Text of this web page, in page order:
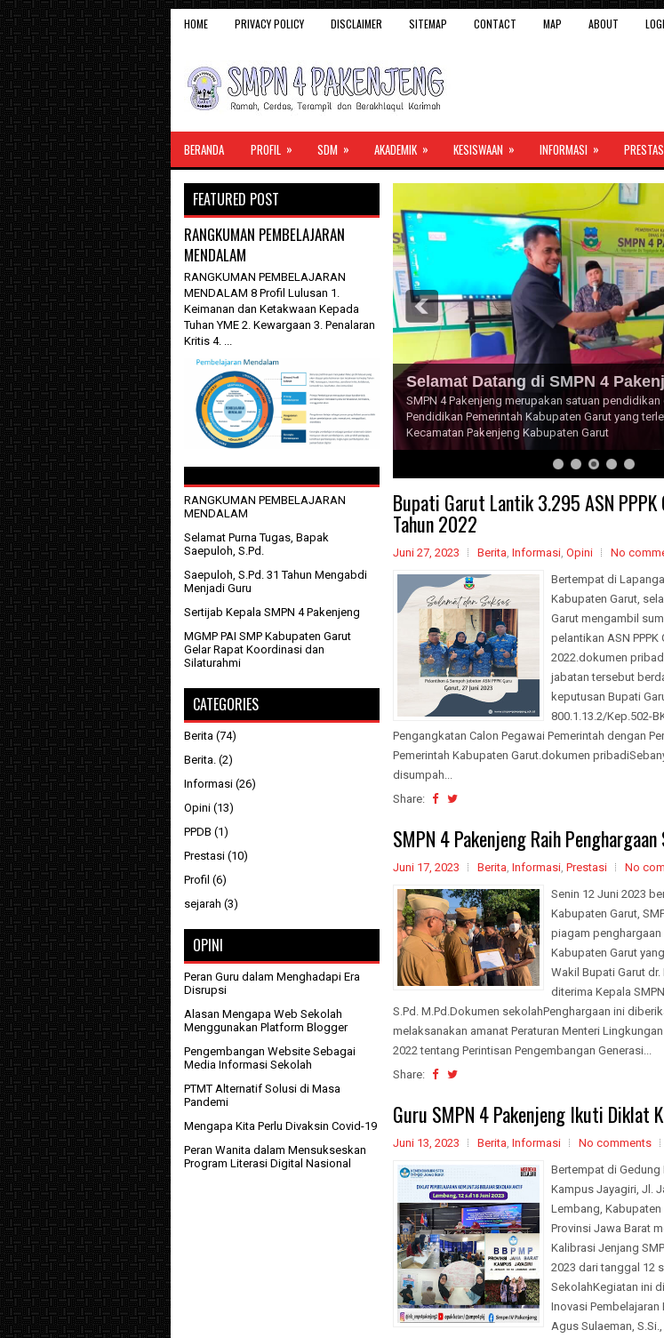
HOME PRIVACY POLICY DISCLAIMER SITEMAP CONTACT MAP ABOUT
BERANDA PROFIL » SDM » AKADEMIK » KESISWAAN » INFORMASI »
Selamat Datang di SMPN 4
SMPN 4 Pakenjeng merupakan satuan
Pendidikan Pemerintah Kabupaten Garut yang
Kecamatan Pakenjeng Kabupaten Garut
1 2 3 4 5
Bupati Garut Lantik 3.295 ASN PPPK
Tahun 2022
Juni 27, 2023 Berita, Informasi, Opini
No
Bertempat di
Kabupaten Garut,
Garut mengambil
pelantikan ASN PPPK
2022.dokumen
jabatan tersebut
keputusan Bupati
800.1.13.2/Kep.502-
Pengangkatan Calon Pegawai Pemerintah dengan
Pemerintah Kabupaten Garut.dokumen
disumpah...
Share:
SMPN 4 Pakenjeng Raih
Juni 17, 2023 Berita, Informasi, Prestasi
No
Senin 12 Juni 2023
Kabupaten Garut,
piagam
Kabupaten Garut
Wakil Bupati Garut
diterima Kepala
S.Pd. M.Pd.Dokumen sekolahPenghargaan ini
melaksanakan amanat Peraturan Menteri
2022 tentang Perintisan Pengembangan Generasi...
Share:
Guru SMPN 4 Pakenjeng Ikuti Diklat
Juni 13, 2023 Berita, Informasi
No comments
Bertempat di Gedung
Kampus Jayagiri, Jl.
Lembang, Kabupaten
Provinsi Jawa Barat
Kalibrasi Jenjang
2023 dari tanggal 12
SekolahKegiatan ini
Inovasi Pembelajaran
Agus Sulaeman,
FEATURED POST
RANGKUMAN PEMBELAJARAN
MENDALAM
RANGKUMAN PEMBELAJARAN
MENDALAM 8 Profil Lulusan 1.
Keimanan dan Ketakwaan Kepada
Tuhan YME 2. Kewargaan 3. Penalaran
Kritis 4. ...
RANGKUMAN PEMBELAJARAN
MENDALAM
Selamat Purna Tugas, Bapak
Saepuloh, S.Pd.
Saepuloh, S.Pd. 31 Tahun Mengabdi
Menjadi Guru
Sertijab Kepala SMPN 4 Pakenjeng
MGMP PAI SMP Kabupaten Garut
Gelar Rapat Koordinasi dan
Silaturahmi
CATEGORIES
Berita (74)
Berita. (2)
Informasi (26)
Opini (13)
PPDB (1)
Prestasi (10)
Profil (6)
sejarah (3)
OPINI
Peran Guru dalam Menghadapi Era
Disrupsi
Alasan Mengapa Web Sekolah
Menggunakan Platform Blogger
Pengembangan Website Sebagai
Media Informasi Sekolah
PTMT Alternatif Solusi di Masa
Pandemi
Mengapa Kita Perlu Divaksin Covid-19
Peran Wanita dalam Mensukseskan
Program Literasi Digital Nasional